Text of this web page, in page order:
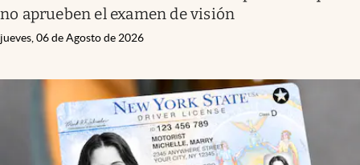
no aprueben el examen de visión
jueves, 06 de Agosto de 2026